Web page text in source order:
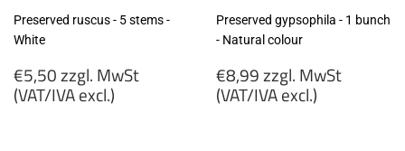
Preserved ruscus - 5 stems -
White
Regular
price
€5,50 zzgl. MwSt
(VAT/IVA excl.)
Preserved gypsophila - 1 bunch
- Natural colour
Regular
price
€8,99 zzgl. MwSt
(VAT/IVA excl.)